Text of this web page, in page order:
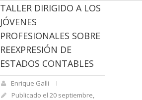
TALLER DIRIGIDO A LOS
JÓVENES
PROFESIONALES SOBRE
REEXPRESIÓN DE
ESTADOS CONTABLES
Enrique Galli
Publicado el 20 septiembre,